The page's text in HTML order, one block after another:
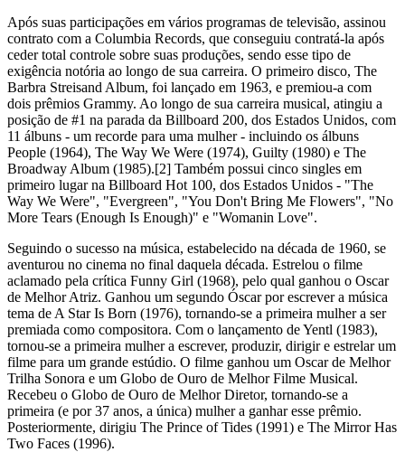
Após suas participações em vários programas de televisão, assinou
contrato com a Columbia Records, que conseguiu contratá-la após
ceder total controle sobre suas produções, sendo esse tipo de
exigência notória ao longo de sua carreira. O primeiro disco, The
Barbra Streisand Album, foi lançado em 1963, e premiou-a com
dois prêmios Grammy. Ao longo de sua carreira musical, atingiu a
posição de #1 na parada da Billboard 200, dos Estados Unidos, com
11 álbuns - um recorde para uma mulher - incluindo os álbuns
People (1964), The Way We Were (1974), Guilty (1980) e The
Broadway Album (1985).[2] Também possui cinco singles em
primeiro lugar na Billboard Hot 100, dos Estados Unidos - "The
Way We Were", "Evergreen", "You Don't Bring Me Flowers", "No
More Tears (Enough Is Enough)" e "Womanin Love".
Seguindo o sucesso na música, estabelecido na década de 1960, se
aventurou no cinema no final daquela década. Estrelou o filme
aclamado pela crítica Funny Girl (1968), pelo qual ganhou o Oscar
de Melhor Atriz. Ganhou um segundo Óscar por escrever a música
tema de A Star Is Born (1976), tornando-se a primeira mulher a ser
premiada como compositora. Com o lançamento de Yentl (1983),
tornou-se a primeira mulher a escrever, produzir, dirigir e estrelar um
filme para um grande estúdio. O filme ganhou um Oscar de Melhor
Trilha Sonora e um Globo de Ouro de Melhor Filme Musical.
Recebeu o Globo de Ouro de Melhor Diretor, tornando-se a
primeira (e por 37 anos, a única) mulher a ganhar esse prêmio.
Posteriormente, dirigiu The Prince of Tides (1991) e The Mirror Has
Two Faces (1996).